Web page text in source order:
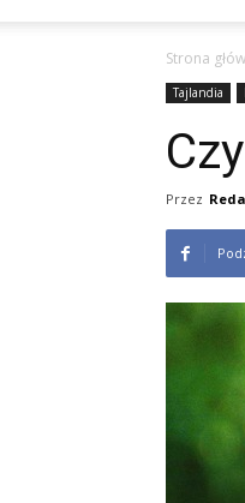
Strona
Tajlandia
Przez